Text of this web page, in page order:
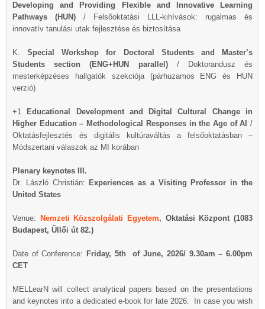
Developing and Providing Flexible and Innovative Learning
Pathways (HUN) / Felsőoktatási LLL-kihívások: rugalmas és
innovatív tanulási utak fejlesztése és biztosítása
K.Special Workshop for Doctoral Students and Master’s
Students section (ENG+HUN parallel) / Doktorandusz és
mesterképzéses hallgatók szekciója (párhuzamos ENG és HUN
verzió)
+1
Educational Development and Digital Cultural Change in
Higher Education – Methodological Responses in the Age of AI /
Oktatásfejlesztés és digitális kultúraváltás a felsőoktatásban –
Módszertani válaszok az MI korában
Plenary keynotes III.
Dr. László Christián: Experiences as a Visiting Professor in the
United States
Venue: Nemzeti Közszolgálati Egyetem, Oktatási Központ (1083
Budapest, Üllői út 82.)
Date of Conference: Friday, 5th of June, 2026/ 9.30am – 6.00pm
CET
MELLearN will collect analytical papers based on the presentations
and keynotes into a dedicated e-book for late 2026. In case you wish